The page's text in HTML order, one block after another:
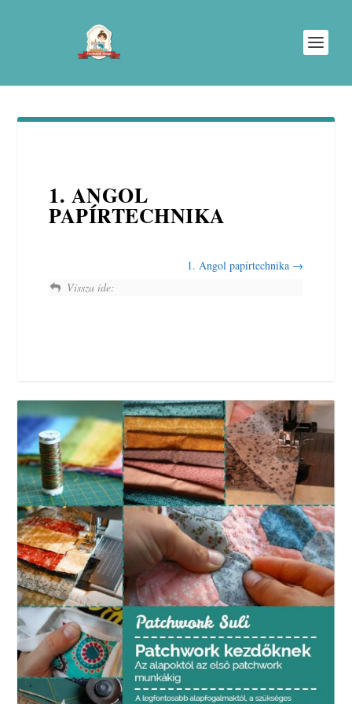
1. ANGOL
PAPÍRTECHNIKA
1. Angol papírtechnika
Vissza ide: